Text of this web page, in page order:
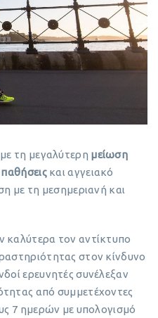
με τη μεγαλύτερη μείωση
και αγγειακό
με τη μεσημεριανή και
καλύτερα τον αντίκτυπο
στον κίνδυνο
ερευνητές συνέλεξαν
από συμμετέχοντες
7 ημερών με υπολογισμό